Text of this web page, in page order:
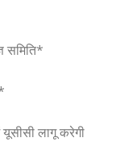
समिति*
लागू करेगी